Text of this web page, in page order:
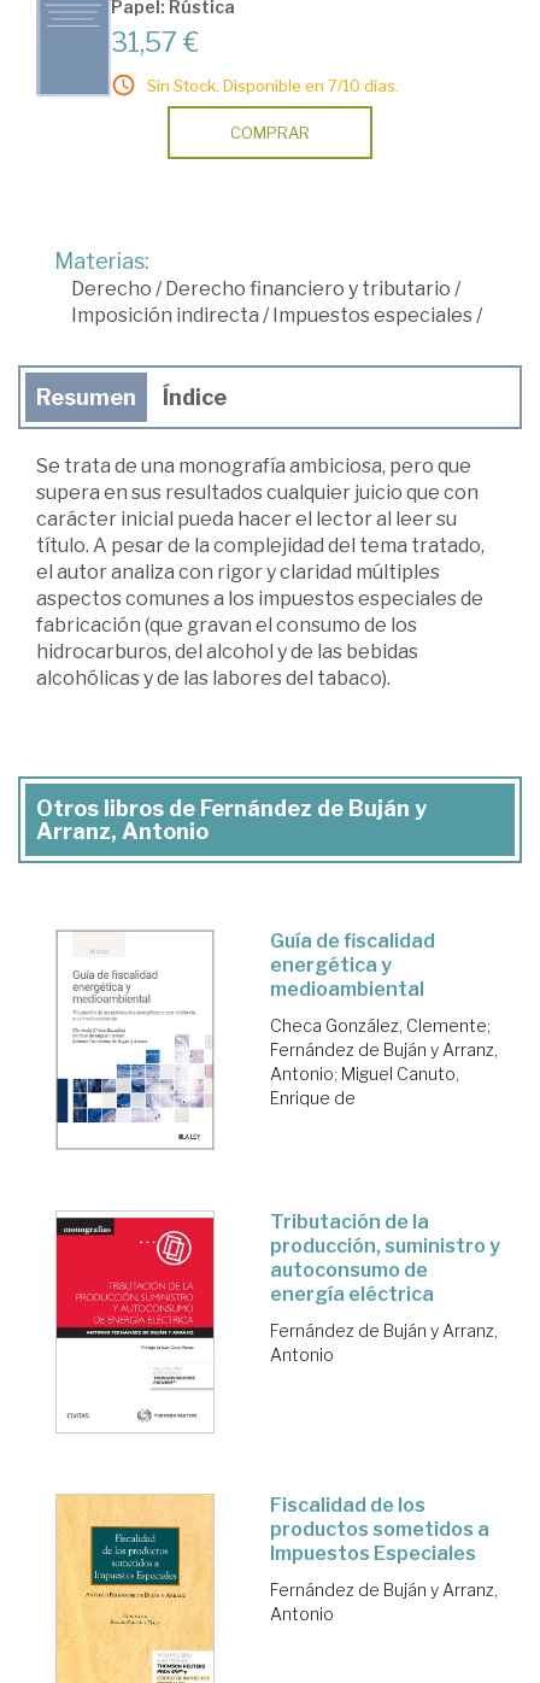
Papel: Rústica
31,57 €
Sin Stock. Disponible en 7/10 días.
COMPRAR
Materias:
Derecho / Derecho financiero y tributario /
Imposición indirecta / Impuestos especiales/
Resumen Índice
Se trata de una monografía ambiciosa, pero que
supera en sus resultados cualquier juicio que con
carácter inicial pueda hacer el lector al leer su
título. A pesar de la complejidad del tema tratado,
el autor analiza con rigor y claridad múltiples
aspectos comunes a los impuestos especiales de
fabricación (que gravan el consumo de los
hidrocarburos, del alcohol y de las bebidas
alcohólicas y de las labores del tabaco).
Otros libros de Fernández de Buján y
Arranz, Antonio
Guía de fiscalidad
energética y
medioambiental
Checa González, Clemente;
Fernández de Buján y Arranz,
Antonio; Miguel Canuto,
Enrique de
Tributación de la
producción, suministro y
autoconsumo de
energía eléctrica
Fernández de Buján y Arranz,
Antonio
Fiscalidad de los
productos sometidos a
Impuestos Especiales
Fernández de Buján y Arranz,
Antonio